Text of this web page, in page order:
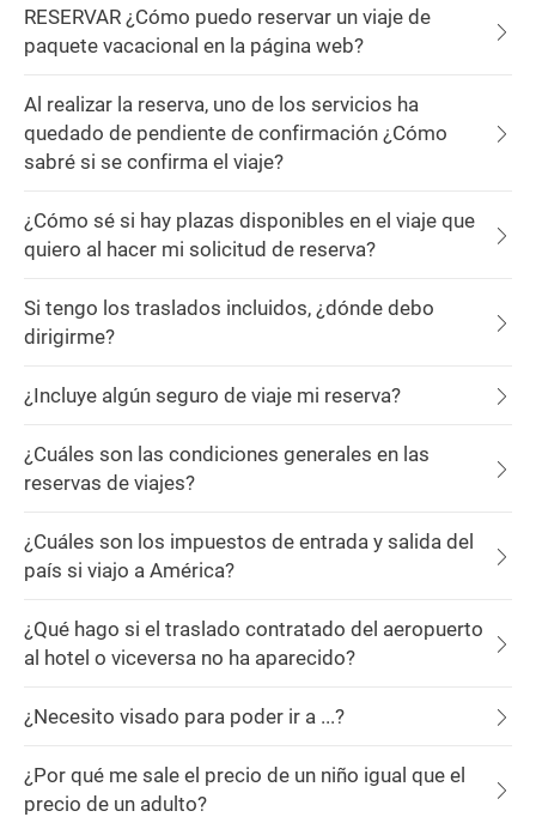
RESERVAR ¿Cómo puedo reservar un viaje de
paquete vacacional en la página web?
Al realizar la reserva, uno de los servicios ha
quedado de pendiente de confirmación ¿Cómo
sabré si se confirma el viaje?
¿Cómo sé si hay plazas disponibles en el viaje que
quiero al hacer mi solicitud de reserva?
Si tengo los traslados incluidos, ¿dónde debo
dirigirme?
¿Incluye algún seguro de viaje mi reserva?
¿Cuáles son las condiciones generales en las
reservas de viajes?
¿Cuáles son los impuestos de entrada y salida del
país si viajo a América?
¿Qué hago si el traslado contratado del aeropuerto
al hotel o viceversa no ha aparecido?
¿Necesito visado para poder ir a ...?
¿Por qué me sale el precio de un niño igual que el
precio de un adulto?